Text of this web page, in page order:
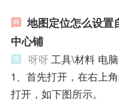
地图定位怎么设置
中心铺
呀呀 工具\材料 电脑
1、首先打开，在右上
打开，如下图所示。